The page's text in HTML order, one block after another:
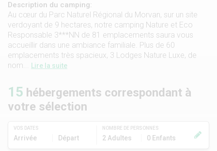
Description du camping:
Au cœur du Parc Naturel Régional du Morvan, sur un site
verdoyant de 9 hectares, notre camping Nature et Eco
Responsable 3***NN de 81 emplacements saura vous
accueillir dans une ambiance familiale. Plus de 60
emplacements très spacieux, 3 Lodges Nature Luxe, de
nom...
Lire la suite
VOS DATES
Arrivée Départ
NOMBRE DE PERSONNES
2 Adultes 0 Enfants
15 hébergements correspondant à
votre sélection